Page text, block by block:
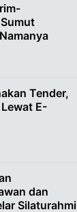
Tender,
E-
dan
Silaturahmi